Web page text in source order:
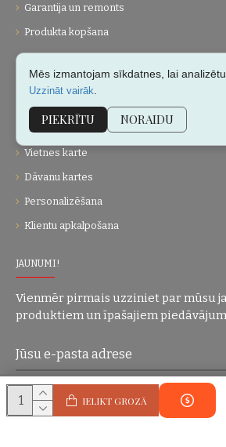
IELIKT GROZĀ
Garantija un remonts
Produkta kopšana
UZŅĒMUMS
Kontakti
Vietnes karte
Dāvanu kartes
Personalizēšana
Klientu apkalpošana
JAUNUMI!
Vienmēr pirmais uzziniet par mūsu
produktiem un īpašajiem
Esmu iepazinies(-usies) ar sadaļu
piekrītu visiem minētajiem noteikumiem
Mēs izmantojam sīkdatnes, lai
Uzzināt vairāk
PIEKRĪTU NORAIDU